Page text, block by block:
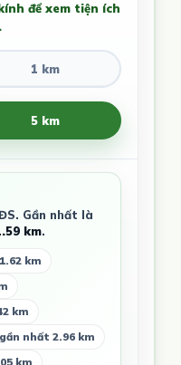
để xem tiện ích
1 km
5 km
Gần nhất là
km.
km
km
gần nhất 2.96 km
km